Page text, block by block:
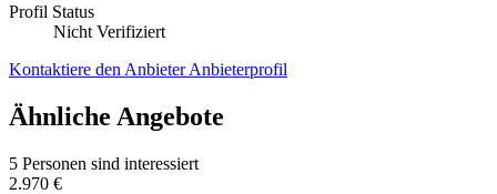
Profil Status
Nicht Verifiziert
Kontaktiere den AnbieterAnbieterprofil
Ähnliche Angebote
5 Personen sind interessiert
2.970 €